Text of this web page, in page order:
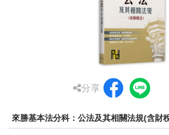
分享
來勝基本法分科：公法及其相關法規(含財